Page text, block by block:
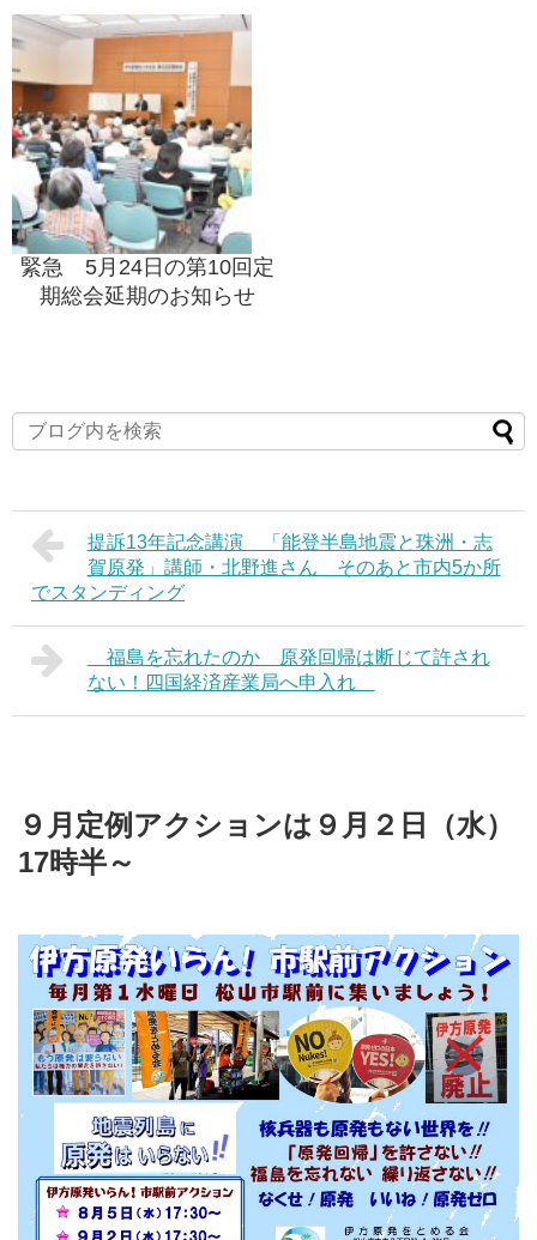
緊急 5月24日の第10回定
期総会延期のお知らせ
提訴13年記念講演 「能登半島地震と珠洲・志
賀原発」講師・北野進さん そのあと市内5か所
でスタンディング
福島を忘れたのか 原発回帰は断じて許され
ない！四国経済産業局へ申入れ
９月定例アクションは９月２日（水）
17時半～